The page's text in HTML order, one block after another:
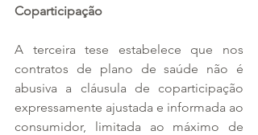
Coparticipação
A terceira tese estabelece que nos
contratos de plano de saúde não é
abusiva a cláusula de coparticipação
expressamente ajustada e informada ao
consumidor, limitada ao máximo de